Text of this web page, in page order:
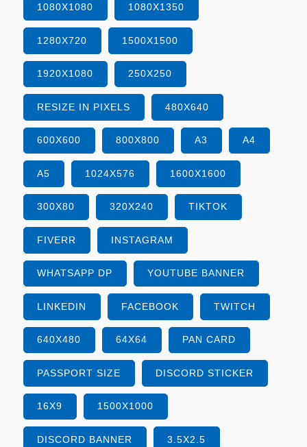
1080X1080 1080X1350
1280X720 1500X1500
1920X1080 250X250
RESIZE IN PIXELS 480X640
600X600 800X800 A3 A4
A5 1024X576 1600X1600
300X80 320X240 TIKTOK
FIVERR INSTAGRAM
WHATSAPP DP YOUTUBE BANNER
LINKEDIN FACEBOOK TWITCH
640X480 64X64 PAN CARD
PASSPORT SIZE DISCORD STICKER
16X9 1500X1000
DISCORD BANNER 3.5X2.5